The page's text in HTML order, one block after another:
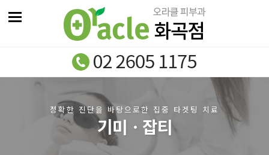
정확한 진단을 바탕으로한 집중 타겟팅 치료
기미ㆍ잡티